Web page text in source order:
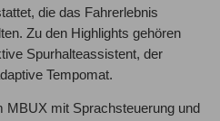
die das Fahrerlebnis
Zu den Highlights gehören
Spurhalteassistent, der
Tempomat.
mit Sprachsteuerung und